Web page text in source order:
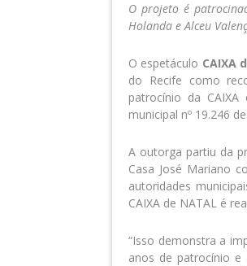
O projeto é
Holanda e Alceu
O espetáculo CAIXA
do Recife como
patrocínio da
municipal nº 19.246
A outorga partiu da
Casa José Mariano
autoridades
CAIXA de NATAL é
“Isso demonstra a
anos de patrocínio e